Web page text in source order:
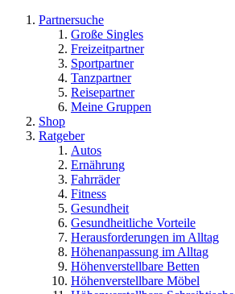
Partnersuche
Große Singles
Freizeitpartner
Sportpartner
Tanzpartner
Reisepartner
Meine Gruppen
Shop
Ratgeber
Autos
Ernährung
Fahrräder
Fitness
Gesundheit
Gesundheitliche Vorteile
Herausforderungen im Alltag
Höhenanpassung im Alltag
Höhenverstellbare Betten
Höhenverstellbare Möbel